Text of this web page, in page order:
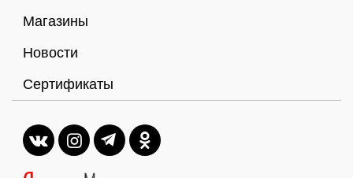
Магазины
Новости
Сертификаты